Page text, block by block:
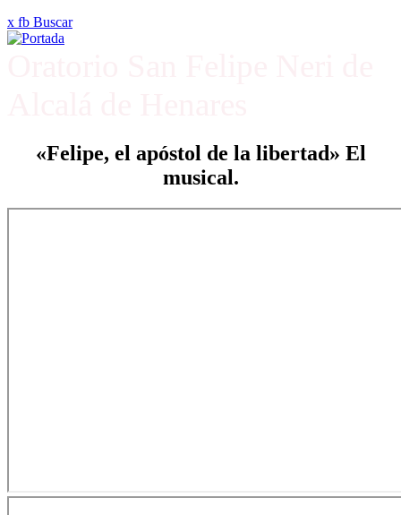
x fb Buscar
«Felipe, el apóstol de la libertad» El
musical.